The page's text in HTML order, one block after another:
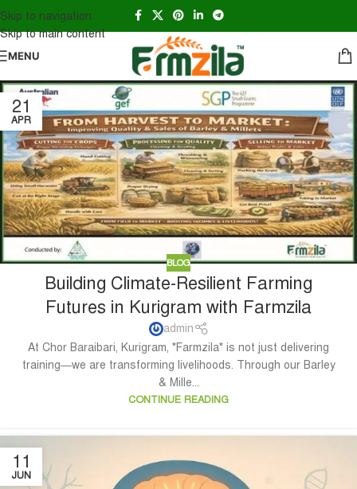
Skip to navigation
Skip to main content
MENU
21
APR
BLOG
Building Climate-Resilient Farming
Futures in Kurigram with Farmzila
admin
At Chor Baraibari, Kurigram, *Farmzila* is not just delivering
training—we are transforming livelihoods. Through our Barley
& Mille...
CONTINUE READING
11
JUN